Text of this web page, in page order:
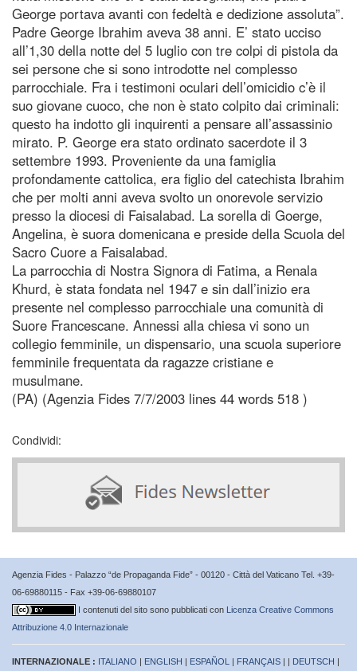
George portava avanti con fedeltà e dedizione assoluta”.
Padre George Ibrahim aveva 38 anni. E’ stato ucciso
all’1,30 della notte del 5 luglio con tre colpi di pistola da
sei persone che si sono introdotte nel complesso
parrocchiale. Fra i testimoni oculari dell’omicidio c’è il
suo giovane cuoco, che non è stato colpito dai criminali:
questo ha indotto gli inquirenti a pensare all’assassinio
mirato. P. George era stato ordinato sacerdote il 3
settembre 1993. Proveniente da una famiglia
profondamente cattolica, era figlio del catechista Ibrahim
che per molti anni aveva svolto un onorevole servizio
presso la diocesi di Faisalabad. La sorella di Goerge,
Angelina, è suora domenicana e preside della Scuola del
Sacro Cuore a Faisalabad.
La parrocchia di Nostra Signora di Fatima, a Renala
Khurd, è stata fondata nel 1947 e sin dall’inizio era
presente nel complesso parrocchiale una comunità di
Suore Francescane. Annessi alla chiesa vi sono un
collegio femminile, un dispensario, una scuola superiore
femminile frequentata da ragazze cristiane e
musulmane.
(PA) (Agenzia Fides 7/7/2003 lines 44 words 518 )
Condividi:
Agenzia Fides - Palazzo “de Propaganda Fide” - 00120 - Città del Vaticano Tel. +39-
06-69880115 - Fax +39-06-69880107
I contenuti del sito sono pubblicati con Licenza Creative Commons
Attribuzione 4.0 Internazionale
INTERNAZIONALE : ITALIANO | ENGLISH | ESPAÑOL | FRANÇAIS | | DEUTSCH |